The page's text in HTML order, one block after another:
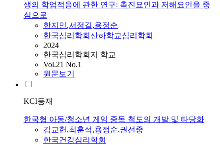
생의 학업적응에 관한 연구: 촉진요인과 저해요인을 중
심으로
한지민,서정길,용정순
한국심리학회산하학교심리학회
2024
한국심리학회지 학교
Vol.21 No.1
원문보기
KCI등재
한국형 아동/청소년 게임 중독 척도의 개발 및 타당화
김교헌,최훈석,용정순,권선중
한국건강심리학회